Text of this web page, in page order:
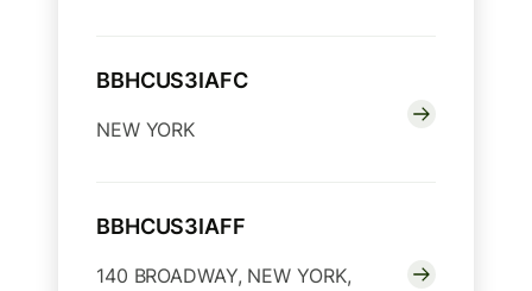
BBHCUS3IAFC
NEW YORK
BBHCUS3IAFF
140 BROADWAY, NEW YORK,